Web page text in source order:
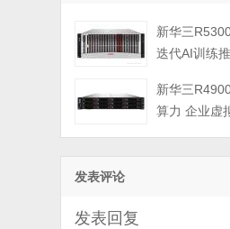
新华三
迭代AI训练
新华三
算力 企业虚
发表评论
发表回复